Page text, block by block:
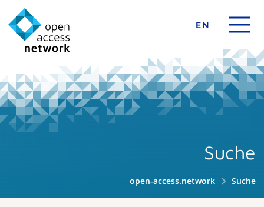
EN
Suche
open-access.network Suche